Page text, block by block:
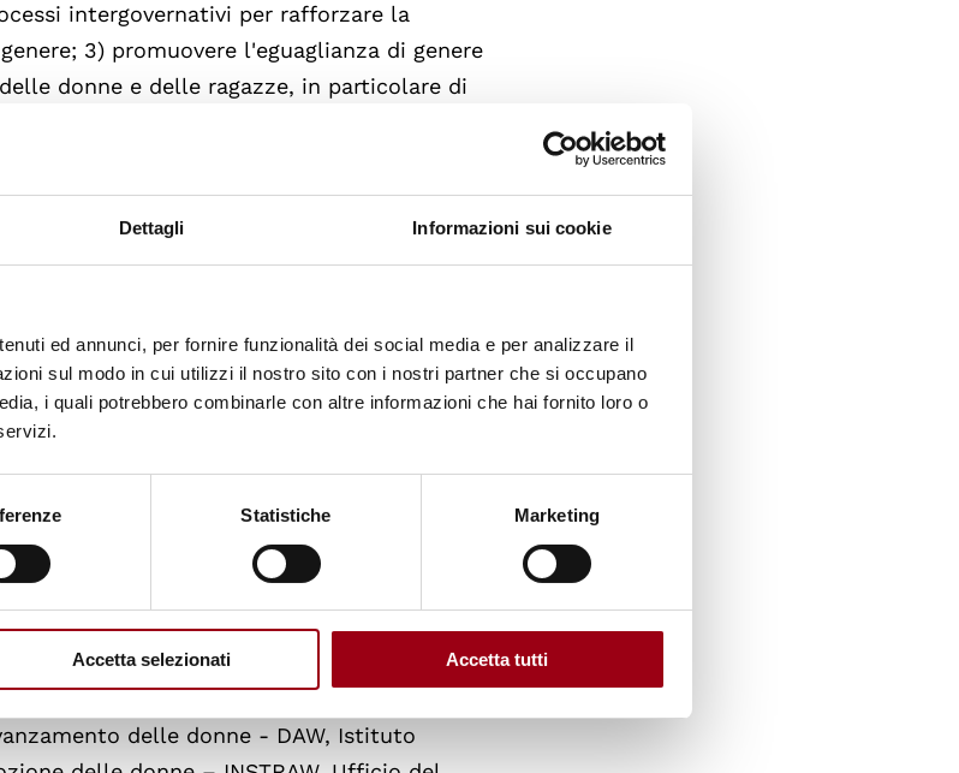
Dettagli Informazioni sui cookie
ed annunci, per fornire funzionalità dei social media e per analizzare il
sul modo in cui utilizzi il nostro sito con i nostri partner che si occupano
i quali potrebbero combinarle con altre informazioni che hai fornito loro o
Statistiche Marketing
Accetta selezionati Accetta tutti
intergovernativi per rafforzare la
3) promuovere l'eguaglianza di genere
donne e delle ragazze, in particolare di
nel lavoro del sistema Nazioni Unite in
globale di conoscenza ed esperienza,
la Bachelet ha inoltresottolineato
la propria attenzione: aumentare la
porre termine alla violenza nei confronti delle
sicurezza, pace e donne; aumentare
le priorità relative all'eguaglianza di
risorse budgetarie a livello settoriale,
delle Nazioni Uniteche sono alla testa
di diritto, degrado ambientale e
materna e infantile.
precedenti uffici delle Nazioni Unite che
delle donne - DAW, Istituto